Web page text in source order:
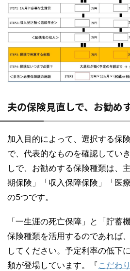
夫の保険見直しで、お勧め
加入目的によって、選択する保
で、代表的なものを確認してい
しで、お勧めする保険種類は、
期保険」「収入保障保険」「医
の5つです。
「一生涯の死亡保障」と「貯蓄
保険種類を活用するのであれば、
してください。予定利率の低下
類が登場しています。『こだわ